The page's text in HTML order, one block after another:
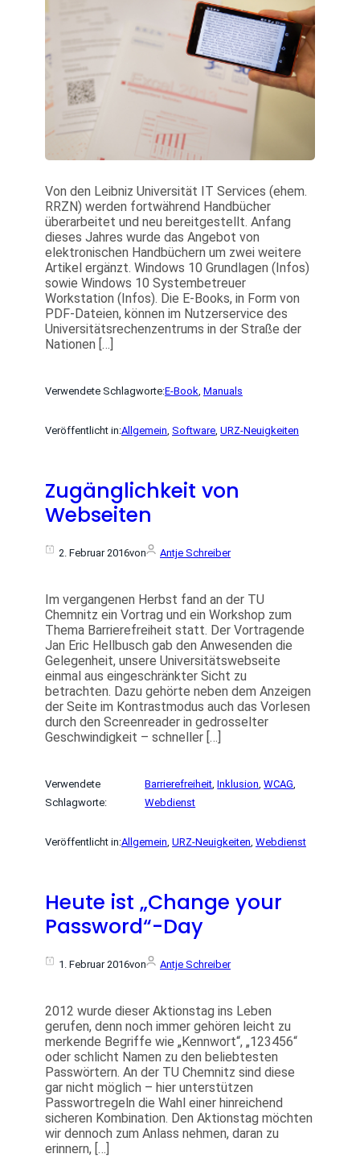
Von den Leibniz Universität IT Services (ehem.
RRZN) werden fortwährend Handbücher
überarbeitet und neu bereitgestellt. Anfang
dieses Jahres wurde das Angebot von
elektronischen Handbüchern um zwei weitere
Artikel ergänzt. Windows 10 Grundlagen (Infos)
sowie Windows 10 Systembetreuer
Workstation (Infos). Die E-Books, in Form von
PDF-Dateien, können im Nutzerservice des
Universitätsrechenzentrums in der Straße der
Nationen […]
Verwendete Schlagworte:E-Book, Manuals
Veröffentlicht in:Allgemein, Software, URZ-Neuigkeiten
Zugänglichkeit von
Webseiten
2. Februar 2016von Antje Schreiber
Im vergangenen Herbst fand an der TU
Chemnitz ein Vortrag und ein Workshop zum
Thema Barrierefreiheit statt. Der Vortragende
Jan Eric Hellbusch gab den Anwesenden die
Gelegenheit, unsere Universitätswebseite
einmal aus eingeschränkter Sicht zu
betrachten. Dazu gehörte neben dem Anzeigen
der Seite im Kontrastmodus auch das Vorlesen
durch den Screenreader in gedrosselter
Geschwindigkeit – schneller […]
Verwendete
Schlagworte:
Barrierefreiheit, Inklusion, WCAG
Webdienst
Veröffentlicht in:Allgemein, URZ-Neuigkeiten, Webdienst
Heute ist „Change your
Password“-Day
1. Februar 2016von Antje Schreiber
2012 wurde dieser Aktionstag ins Leben
gerufen, denn noch immer gehören leicht zu
merkende Begriffe wie „Kennwort“, „123456“
oder schlicht Namen zu den beliebtesten
Passwörtern. An der TU Chemnitz sind diese
gar nicht möglich – hier unterstützen
Passwortregeln die Wahl einer hinreichend
sicheren Kombination. Den Aktionstag möchten
wir dennoch zum Anlass nehmen, daran zu
erinnern, […]